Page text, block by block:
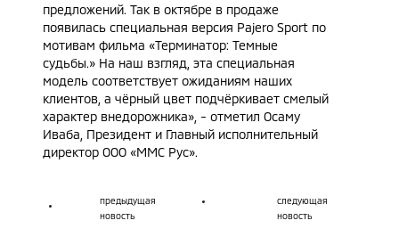
предложений. Так в октябре в продаже
появилась специальная версия Pajero Sport по
мотивам фильма «Терминатор: Темные
судьбы.» На наш взгляд, эта специальная
модель соответствует ожиданиям наших
клиентов, а чёрный цвет подчёркивает смелый
характер внедорожника», - отметил Осаму
Иваба, Президент и Главный исполнительный
директор ООО «ММС Рус».
предыдущая
новость
следующая
новость